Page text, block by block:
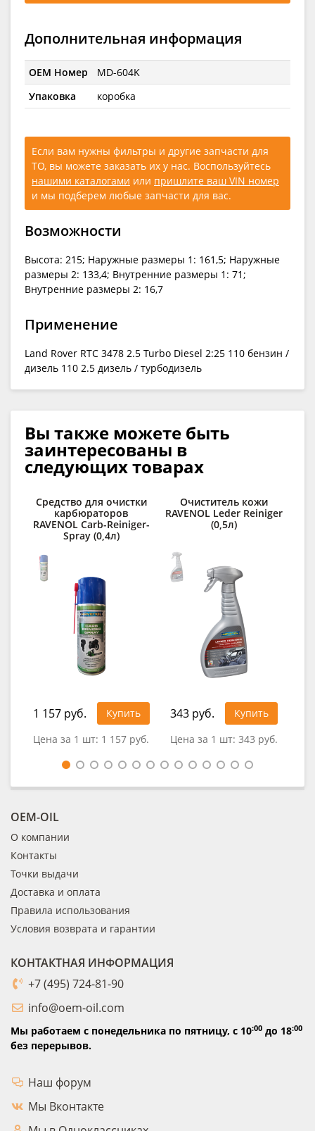
Дополнительная информация
OEM Номер
MD-604K
Упаковка
коробка
Если вам нужны фильтры и другие запчасти для
ТО, вы можете заказать их у нас. Воспользуйтесь
нашими каталогами или пришлите ваш VIN номер
и мы подберем любые запчасти для вас.
Возможности
Высота: 215; Наружные размеры 1: 161,5; Наружные
размеры 2: 133,4; Внутренние размеры 1: 71;
Внутренние размеры 2: 16,7
Применение
Land Rover RTC 3478 2.5 Turbo Diesel 2:25 110 бензин /
дизель 110 2.5 дизель / турбодизель
Вы также можете быть
заинтересованы в
следующих товарах
Средство для очистки
карбюраторов
RAVENOL Carb-Reiniger-
Spray (0,4л)
1 157 руб.
Купить
Цена за 1 шт: 1 157 руб.
Очиститель кожи
RAVENOL Leder Reiniger
(0,5л)
343 руб.
Купить
Цена за 1 шт: 343 руб.
OEM-OIL
О компании
Контакты
Точки выдачи
Доставка и оплата
Правила использования
Условия возврата и гарантии
КОНТАКТНАЯ ИНФОРМАЦИЯ
+7 (495) 724-81-90
info@oem-oil.com
Мы работаем с понедельника по пятницу, с 10:00 до 18:00
без перерывов.
Наш форум
Мы Вконтакте